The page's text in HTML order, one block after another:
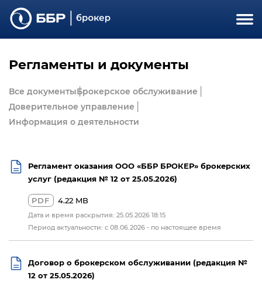
Регламенты и документы
Все документыБрокерское обслуживание
Доверительное управление
Информация о деятельности
Регламент оказания ООО «ББР БРОКЕР» брокерских
услуг (редакция № 12 от 25.05.2026)
PDF 4.22 MB
Дата и время раскрытия: 25.05.2026 18:15
Период актуальности: с 08.06.2026 - по настоящее время
Договор о брокерском обслуживании (редакция №
12 от 25.05.2026)